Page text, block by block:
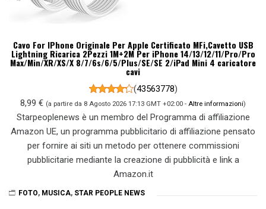
Cavo For IPhone Originale Per Apple Certificato MFi,Cavetto USB
Lightning Ricarica 2Pezzi 1M+2M Per iPhone 14/13/12/11/Pro/Pro
Max/Min/XR/XS/X 8/7/6s/6/5/Plus/SE/SE 2/iPad Mini 4 caricatore
cavi
(43563778)
8,99 € (a partire da 8 Agosto 2026 17:13 GMT +02:00 - Altre informazioni)
Starpeoplenews è un membro del Programma di affiliazione
Amazon UE, un programma pubblicitario di affiliazione pensato
per fornire ai siti un metodo per ottenere commissioni
pubblicitarie mediante la creazione di pubblicità e link a
Amazon.it
FOTO, MUSICA, STAR PEOPLE NEWS